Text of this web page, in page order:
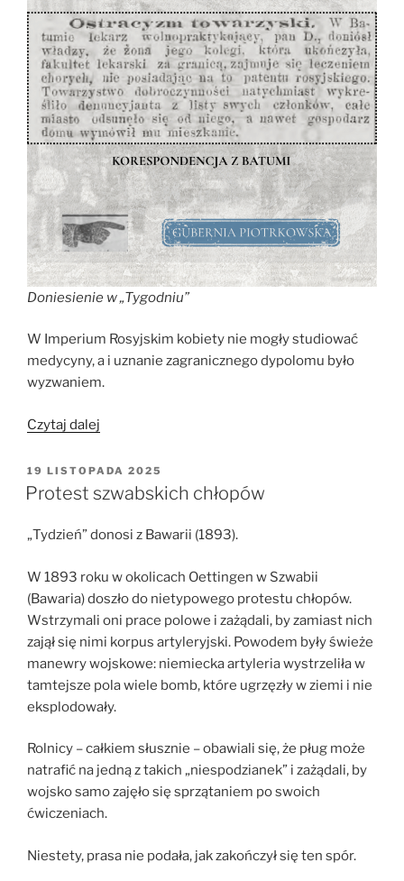
Doniesienie w „Tygodniu”
W Imperium Rosyjskim kobiety nie mogły studiować
medycyny, a i uznanie zagranicznego dypolomu było
wyzwaniem.
Czytaj dalej
OPUBLIKOWANE
W
19 LISTOPADA 2025
Protest szwabskich chłopów
„Tydzień” donosi z Bawarii (1893).
W 1893 roku w okolicach Oettingen w Szwabii
(Bawaria) doszło do nietypowego protestu chłopów.
Wstrzymali oni prace polowe i zażądali, by zamiast nich
zajął się nimi korpus artyleryjski. Powodem były świeże
manewry wojskowe: niemiecka artyleria wystrzeliła w
tamtejsze pola wiele bomb, które ugrzęzły w ziemi i nie
eksplodowały.
Rolnicy – całkiem słusznie – obawiali się, że pług może
natrafić na jedną z takich „niespodzianek” i zażądali, by
wojsko samo zajęło się sprzątaniem po swoich
ćwiczeniach.
Niestety, prasa nie podała, jak zakończył się ten spór.